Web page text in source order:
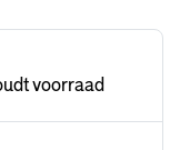
voorraad